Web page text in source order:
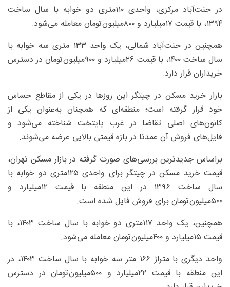
در جنت‌آباد مرکزی، واحدی ۱۱۰‌متری دو خوابه با سال ساخت
۱۳۹۴، با قیمت ۱۷‌میلیارد و ۸۰۰‌میلیون‌تومان معامله می‌شود.
همچنین در جنت‌آباد شمالی، یک واحد ۱۳۳ متری سه خوابه با
سال ساخت ۱۴۰۰، با قیمت ۲۶‌میلیارد و ۹۰۰‌میلیون‌تومان در دسترس
خریداران قرار دارد.
بازار خرید مسکن در چیتگر این روزها در یکی از مقاطع حساس
خود قرار گرفته است؛ منطقه‌ای که همچنان به‌عنوان یکی از
کانون‌های اصلی تقاضا در غرب پایتخت شناخته می‌شود و
فایل‌های فروش آن عمدتا در بازه قیمتی بالایی عرضه می‌شوند.
براساس جدیدترین بررسی‌های صورت گرفته در بازار مسکن تهران،
قیمت خرید مسکن در چیتگر برای واحدی ۱۲۵‌متری دو خوابه با
سال ساخت ۱۳۹۶ در این منطقه با قیمت ۱۲‌میلیارد و
۵۰۰‌میلیون‌تومان برای فروش فایل شده است.
همچنین، یک واحد ۱۱۷‌متری دو خوابه با سال ساخت ۱۴۰۳، با
قیمت ۱۵‌میلیارد و ۴۰۰‌میلیون‌تومان معامله می‌شود.
واحد دیگری با متراژ ۱۶۶ متر سه خوابه با سال ساخت ۱۴۰۳، در
این منطقه با قیمت ۲۲‌میلیارد و ۵۰۰‌میلیون‌تومان در دسترس